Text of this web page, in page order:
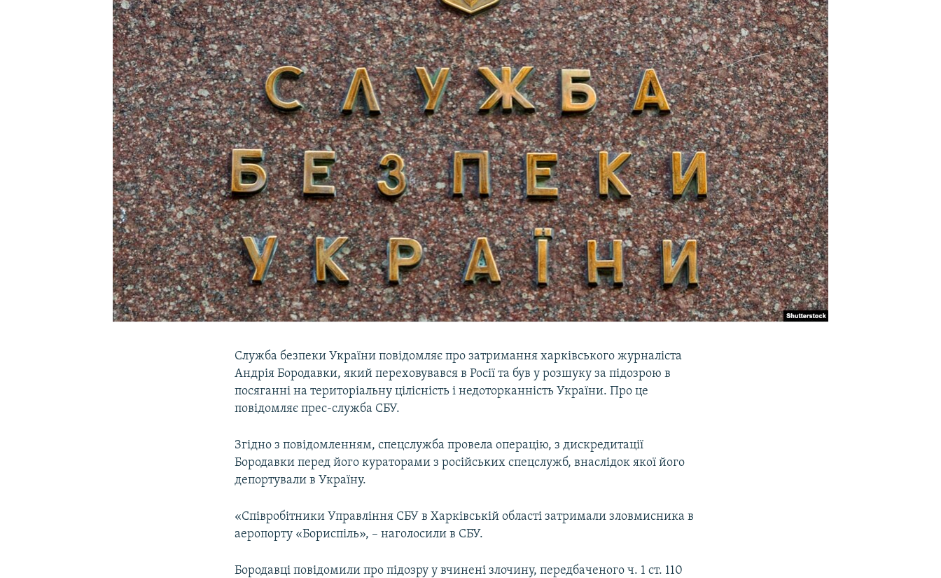
УКРАЇНСЬКА ПРОБЛЕМА КРИМУ
Служба безпеки України повідомляє про затримання харківського журналіста
Андрія Бородавки, який переховувався в Росії та був у розшуку за підозрою в
посяганні на територіальну цілісність і недоторканність України. Про це
повідомляє прес-служба СБУ.
Згідно з повідомленням, спецслужба провела операцію, з дискредитації
Бородавки перед його кураторами з російських спецслужб, внаслідок якої його
депортували в Україну.
«Співробітники Управління СБУ в Харківській області затримали зловмисника в
аеропорту «Бориспіль», – наголосили в СБУ.
Бородавці повідомили про підозру у вчинені злочину, передбаченого ч. 1 ст. 110